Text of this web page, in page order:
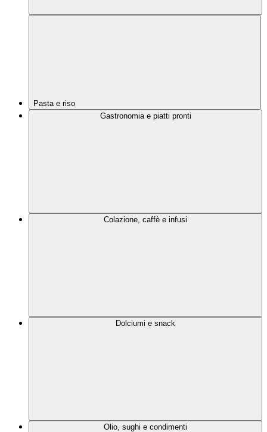
Pasta e riso
Gastronomia e piatti pronti
Colazione, caffè e infusi
Dolciumi e snack
Olio, sughi e condimenti